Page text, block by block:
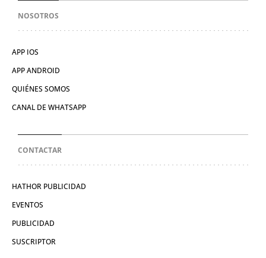
NOSOTROS
APP IOS
APP ANDROID
QUIÉNES SOMOS
CANAL DE WHATSAPP
CONTACTAR
HATHOR PUBLICIDAD
EVENTOS
PUBLICIDAD
SUSCRIPTOR